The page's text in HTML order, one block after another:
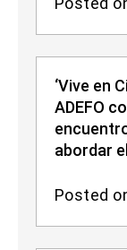
‘Vive en
ADEFO
abordar
Posted